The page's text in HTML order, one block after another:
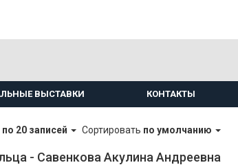
ВЫСТАВКИ КОНТАКТЫ
по 20 записей Сортировать по умолчанию
- Савенкова Акулина Андреевна